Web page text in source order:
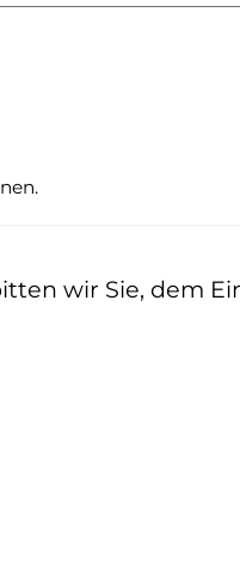
wir Sie, dem